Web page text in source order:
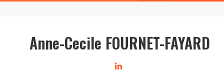
Anne-Cecile FOURNET-FAYARD